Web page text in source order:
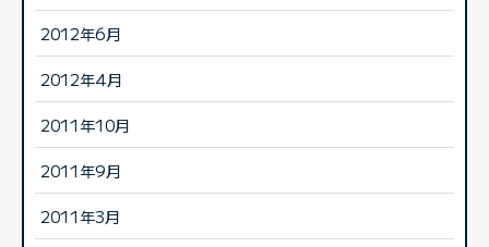
2012年6月
2012年4月
2011年10月
2011年9月
2011年3月